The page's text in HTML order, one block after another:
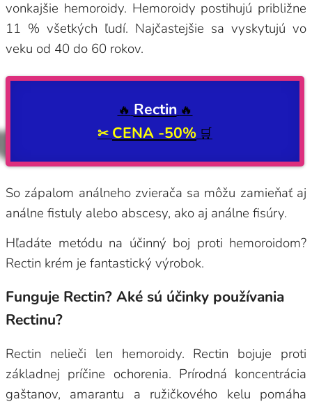
vonkajšie hemoroidy. Hemoroidy postihujú približne
11 % všetkých ľudí. Najčastejšie sa vyskytujú vo
veku od 40 do 60 rokov.
🔥 Rectin 🔥
✂ CENA -50% 🛒
So zápalom análneho zvierača sa môžu zamieňať aj
análne fistuly alebo abscesy, ako aj análne fisúry.
Hľadáte metódu na účinný boj proti hemoroidom?
Rectin krém je fantastický výrobok.
Funguje Rectin? Aké sú účinky používania
Rectinu?
Rectin nelieči len hemoroidy. Rectin bojuje proti
základnej príčine ochorenia. Prírodná koncentrácia
gaštanov, amarantu a ružičkového kelu pomáha